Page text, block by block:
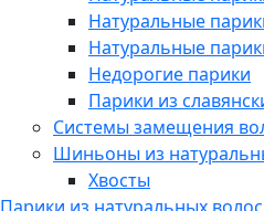
Натуральные
Натуральные
Недорогие парики
Парики из
Системы замещения
Шиньоны из
Хвосты